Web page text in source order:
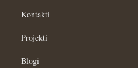
Kontakti
Projekti
Blogi